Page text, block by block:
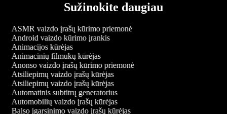
Sužinokite daugiau
ASMR vaizdo įrašų kūrimo priemonė
Android vaizdo kūrimo įrankis
Animacijos kūrėjas
Animacinių filmukų kūrėjas
Anonso vaizdo įrašų kūrimo priemonė
Atsiliepimų vaizdo įrašų kūrėjas
Atsiliepimų vaizdo įrašų kūrėjas
Automatinis subtitrų generatorius
Automobilių vaizdo įrašų kūrėjas
Balso įgarsinimo vaizdo įrašų kūrėjas